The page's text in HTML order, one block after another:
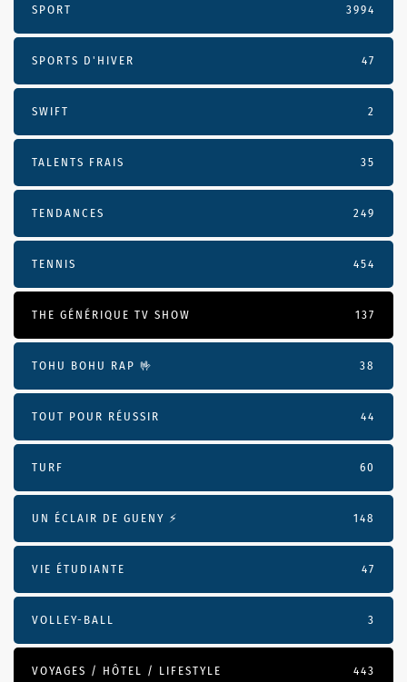
SPORT 3994
SPORTS D'HIVER 47
SWIFT 2
TALENTS FRAIS 35
TENDANCES 249
TENNIS 454
THE GÉNÉRIQUE TV SHOW 137
TOHU BOHU RAP 🤟 38
TOUT POUR RÉUSSIR 44
TURF 60
UN ÉCLAIR DE GUENY ⚡️ 148
VIE ÉTUDIANTE 47
VOLLEY-BALL 3
VOYAGES / HÔTEL / LIFESTYLE 443